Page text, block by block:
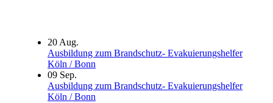
20 Aug.
Ausbildung zum Brandschutz- Evakuierungshelfer
Köln / Bonn
09 Sep.
Ausbildung zum Brandschutz- Evakuierungshelfer
Köln / Bonn